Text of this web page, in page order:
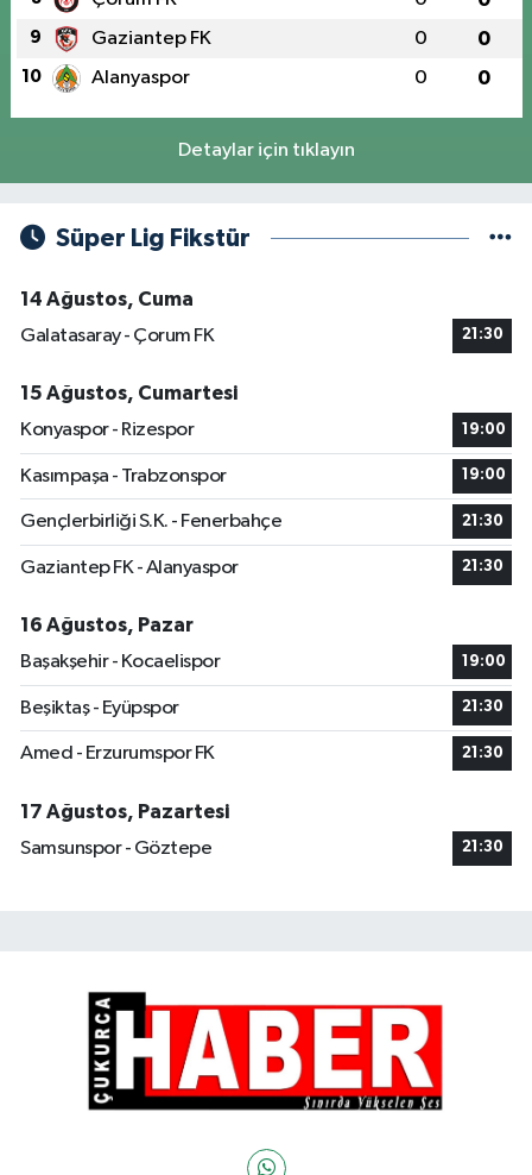
9 Gaziantep FK 0 0
10 Alanyaspor 0 0
Detaylar için tıklayın
Süper Lig Fikstür
14 Ağustos, Cuma
Galatasaray - Çorum FK
21:30
15 Ağustos, Cumartesi
Konyaspor - Rizespor
19:00
Kasımpaşa - Trabzonspor 19:00
Gençlerbirliği S.K. - Fenerbahçe 21:30
Gaziantep FK - Alanyaspor 21:30
16 Ağustos, Pazar
Başakşehir - Kocaelispor
19:00
Beşiktaş - Eyüpspor 21:30
Amed - Erzurumspor FK 21:30
17 Ağustos, Pazartesi
Samsunspor - Göztepe
21:30